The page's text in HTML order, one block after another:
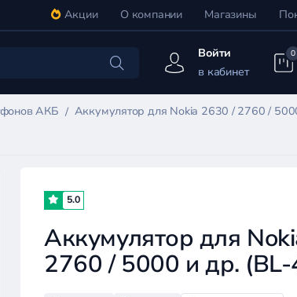
Акции О компании Магазины
Войти
в кабинет
0
АКБ
Аккумулятор для Nokia 2630 / 2760 /
5.0
Аккумулятор для
2760 / 5000 и др. (BL-